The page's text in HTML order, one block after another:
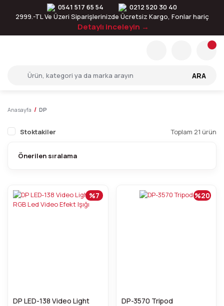
0541 517 65 54
0212 520 30 40
2999.-TL Ve Üzeri Siparişlerinizde Ücretsiz Kargo, Fonlar hariç
Detaylı inceleyin →
ARA
Anasayfa DP
Stoktakiler Toplam 21 ürün
DP LED-138 Video Light
%7
DP-3570 Tripod
%20